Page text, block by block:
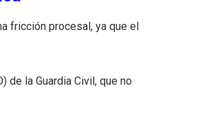
fricción procesal, ya que el
de la Guardia Civil, que no